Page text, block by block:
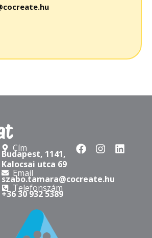
Cím
Budapest, 1141,
Kalocsai utca 69
Email
szabo.tamara@cocreate.hu
Telefonszám
+36 30 932 5389